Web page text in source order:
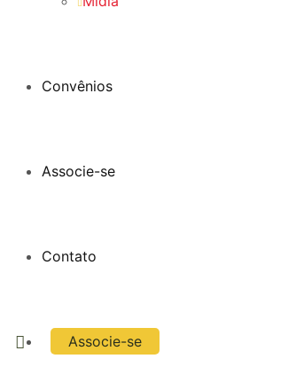
Convênios
Associe-se
Contato
Associe-se